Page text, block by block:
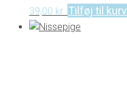
39,00 kr. Tilføj til kurv